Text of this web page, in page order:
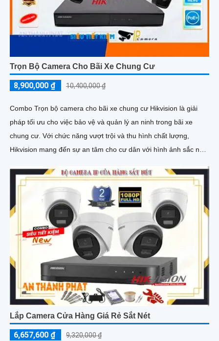
Trọn Bộ Camera Cho Bãi Xe Chung Cư
8,900,000 ₫ 10,400,000 ₫
Combo Trọn bộ camera cho bãi xe chung cư Hikvision là giải
pháp tối ưu cho việc bảo vệ và quản lý an ninh trong bãi xe
chung cư. Với chức năng vượt trội và thu hình chất lượng,
Hikvision mang đến sự an tâm cho cư dân với hình ảnh sắc nét
Lắp Camera Cửa Hàng Giá Rẻ Sắt Nét
6,657,600 ₫ 9,320,000 ₫